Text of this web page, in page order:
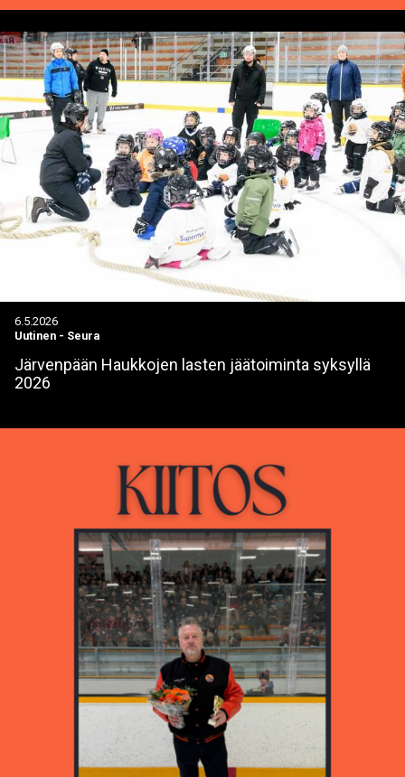
6.5.2026
Uutinen - Seura
Järvenpään Haukkojen lasten jäätoiminta syksyllä
2026